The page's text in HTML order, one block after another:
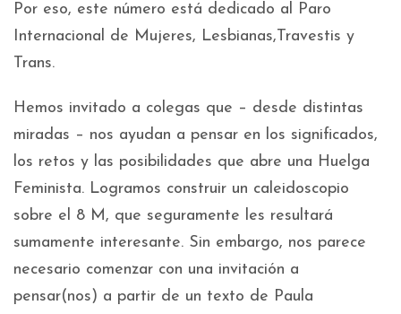
Por eso, este número está dedicado al Paro
Internacional de Mujeres, Lesbianas,Travestis y
Trans.
Hemos invitado a colegas que – desde distintas
miradas – nos ayudan a pensar en los significados,
los retos y las posibilidades que abre una Huelga
Feminista. Logramos construir un caleidoscopio
sobre el 8 M, que seguramente les resultará
sumamente interesante. Sin embargo, nos parece
necesario comenzar con una invitación a
pensar(nos) a partir de un texto de Paula